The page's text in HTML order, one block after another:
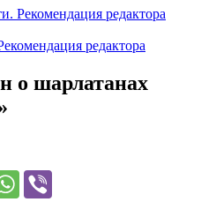
Рекомендация редактора
редактора
о шарлатанах